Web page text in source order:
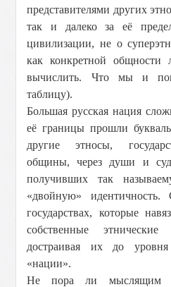
представителями других
так и далеко за её
цивилизации, не о
как конкретной
вычислить. Что мы и
таблицу).
Большая русская нация
её границы прошли
другие этносы,
общины, через души и
получивших так
«двойную»
государствах, которые
собственные
достраивая их до
«нации».
Не пора ли мыслящим